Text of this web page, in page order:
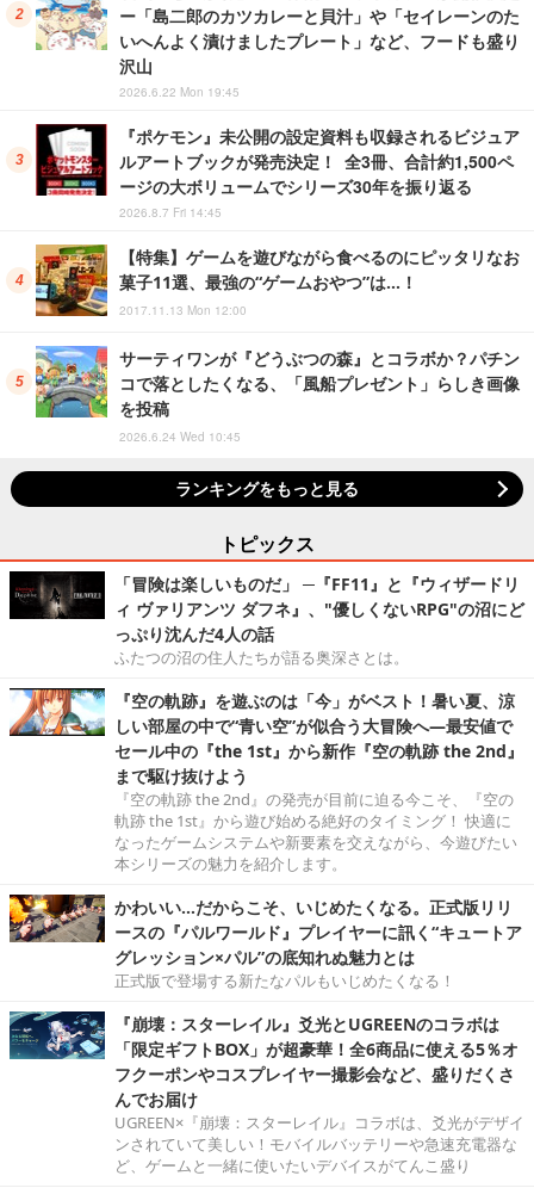
ー「島二郎のカツカレーと貝汁」や「セイレーンのた
いへんよく漬けましたプレート」など、フードも盛り
沢山
2026.6.22 Mon 19:45
『ポケモン』未公開の設定資料も収録されるビジュア
ルアートブックが発売決定！ 全3冊、合計約1,500ペ
ージの大ボリュームでシリーズ30年を振り返る
2026.8.7 Fri 14:45
【特集】ゲームを遊びながら食べるのにピッタリなお
菓子11選、最強の“ゲームおやつ”は…！
2017.11.13 Mon 12:00
サーティワンが『どうぶつの森』とコラボか？パチン
コで落としたくなる、「風船プレゼント」らしき画像
を投稿
2026.6.24 Wed 10:45
ランキングをもっと見る
トピックス
「冒険は楽しいものだ」 ─『FF11』と『ウィザードリ
ィ ヴァリアンツ ダフネ』、"優しくないRPG"の沼にど
っぷり沈んだ4人の話
ふたつの沼の住人たちが語る奥深さとは。
『空の軌跡』を遊ぶのは「今」がベスト！暑い夏、涼
しい部屋の中で“青い空”が似合う大冒険へ―最安値で
セール中の『the 1st』から新作『空の軌跡 the 2nd』
まで駆け抜けよう
『空の軌跡 the 2nd』の発売が目前に迫る今こそ、『空の
軌跡 the 1st』から遊び始める絶好のタイミング！ 快適に
なったゲームシステムや新要素を交えながら、今遊びたい
本シリーズの魅力を紹介します。
かわいい…だからこそ、いじめたくなる。正式版リリ
ースの『パルワールド』プレイヤーに訊く“キュートア
グレッション×パル”の底知れぬ魅力とは
正式版で登場する新たなパルもいじめたくなる！
『崩壊：スターレイル』爻光とUGREENのコラボは
「限定ギフトBOX」が超豪華！全6商品に使える5％オ
フクーポンやコスプレイヤー撮影会など、盛りだくさ
んでお届け
UGREEN×『崩壊：スターレイル』コラボは、爻光がデザイ
ンされていて美しい！モバイルバッテリーや急速充電器な
ど、ゲームと一緒に使いたいデバイスがてんこ盛り